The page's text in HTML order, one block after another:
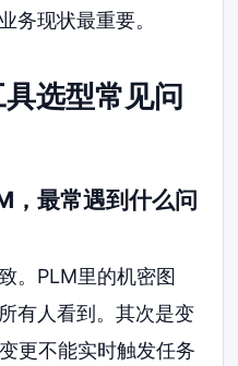
务现状最重要。
选型常见问
，最常遇到什么问
。PLM里的机密图
有人看到。其次是变
更不能实时触发任务